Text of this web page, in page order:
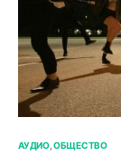
АУДИО ОБЩЕСТВО